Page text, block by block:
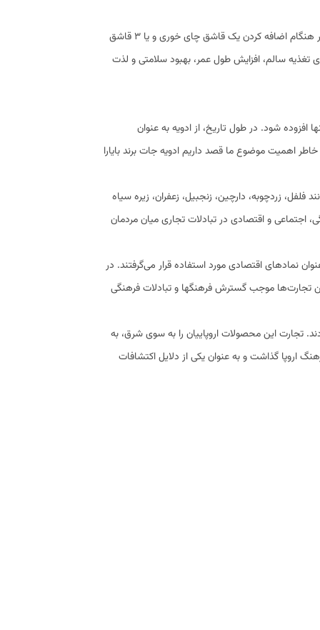
بدون شک مقدار اضافه شدن هم اهمیت دارد، برای اثبات کافی است تفاوت رنگ غذا را در هنگام اضافه کردن یک قاشق چای خوری و یا ۳ قاشق
سالم، افزایش طول عمر، بهبود سلامتی و لذت
شود. در طول تاریخ، از ادویه به عنوان
اهمیت موضوع ما قصد داریم ادویه جات برند بایارا
زردچوبه، دارچین، زنجبیل، زعفران، زیره سیاه
اجتماعی و اقتصادی در تبادلات تجاری میان مردمان
نمادهای اقتصادی مورد استفاده قرار می‌گرفتند. در
تجارت‌ها موجب گسترش فرهنگها و تبادلات فرهنگی
تجارت این محصولات اروپاییان را به سوی شرق، به
اروپا گذاشت و به عنوان یکی از دلایل اکتشافات